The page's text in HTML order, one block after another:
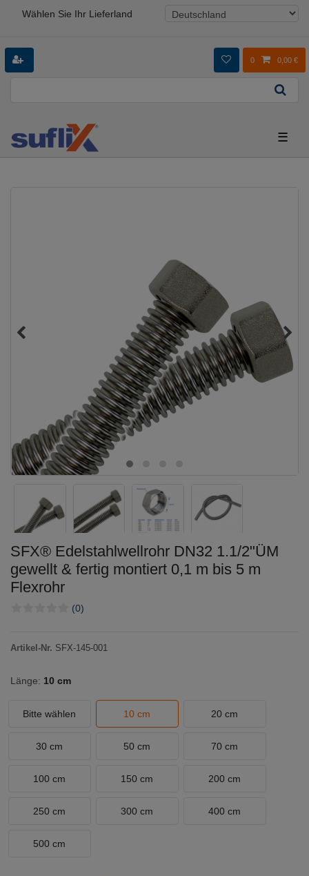
Wählen Sie Ihr Lieferland
0 0,00 €
☰
SFX® Edelstahlwellrohr DN32 1.1/2"ÜM
gewellt & fertig montiert 0,1 m bis 5 m
Flexrohr
(0)
Artikel-Nr. SFX-145-001
Länge: 10 cm
Bitte wählen 10 cm 20 cm
30 cm 50 cm 70 cm
100 cm 150 cm 200 cm
250 cm 300 cm 400 cm
500 cm